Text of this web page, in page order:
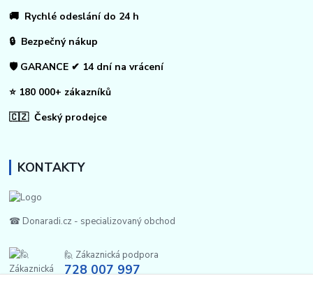
🚚 Rychlé odeslání do 24 h
🔒 Bezpečný nákup
🛡️ GARANCE ✔ 14 dní na vrácení
⭐ 180 000+ zákazníků
🇨🇿 Český prodejce
KONTAKTY
☎ Donaradi.cz - specializovaný obchod
🙋 Zákaznická podpora
728 007 997